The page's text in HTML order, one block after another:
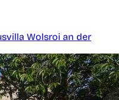
Wolsroi an der